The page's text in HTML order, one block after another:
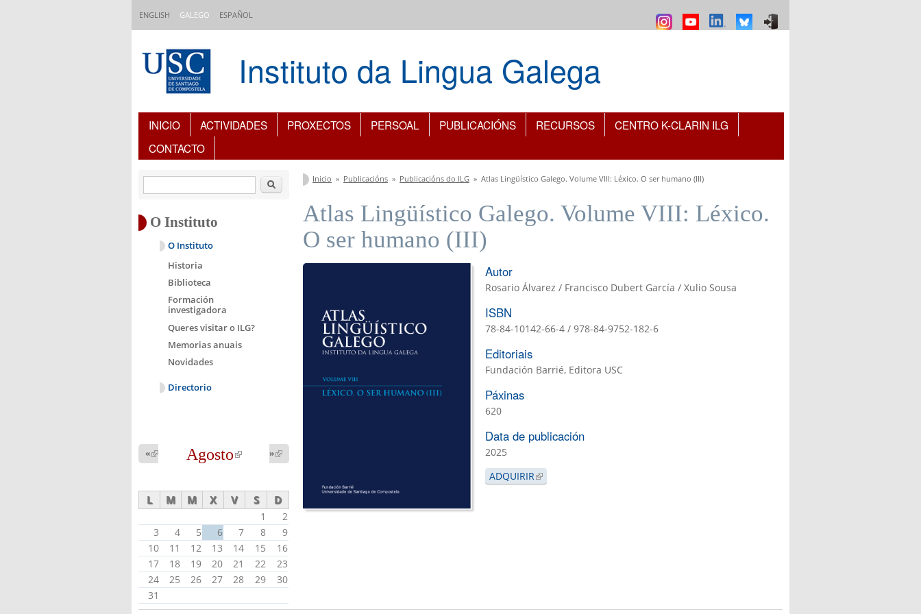
ENGLISH GALEGO ESPAÑOL
Instituto da Lingua Galega
Índice de contidos
INICIO ACTIVIDADES PROXECTOS PERSOAL PUBLICACIÓNS RECURSOS
CENTRO K-CLARIN ILG
CONTACTO
Vostede está aquí
Inicio » Publicacións » Publicacións do ILG » Atlas Lingüístico Galego. Volume VIII: Léxico. O ser humano (III)
Atlas Lingüístico Galego. Volume VIII: Léxico.
O ser humano (III)
Autor
Rosario Álvarez / Francisco Dubert García / Xulio Sousa
ISBN
78-84-10142-66-4 / 978-84-9752-182-6
Editoriais
Fundación Barrié, Editora USC
Páxinas
620
Data de publicación
2025
ADQUIRIR(LINK IS EXTERNAL)
Buscar
O Instituto
O Instituto
Historia
Biblioteca
Formación
investigadora
Queres visitar o ILG?
Memorias anuais
Novidades
Directorio
Agosto (link is
«
external)
»
external)
L M M X V S D
1
2
3
4 5 6 7 8
9
10
11 12 13 14 15
16
17
18 19 20 21 22
23
24
25 26 27 28 29
30
31